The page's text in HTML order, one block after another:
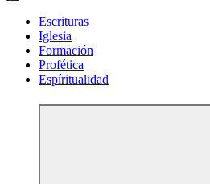
Escrituras
Iglesia
Formación
Profética
Espíritualidad